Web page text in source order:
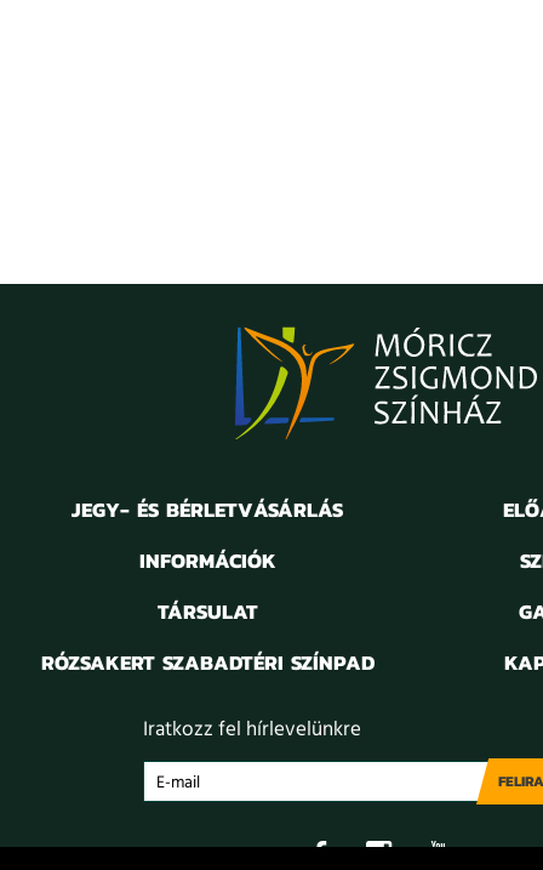
JEGY- ÉS BÉRLETVÁSÁRLÁS
INFORMÁCIÓK
TÁRSULAT
RÓZSAKERT SZABADTÉRI SZÍNPAD
Iratkozz fel hírlevelünkre